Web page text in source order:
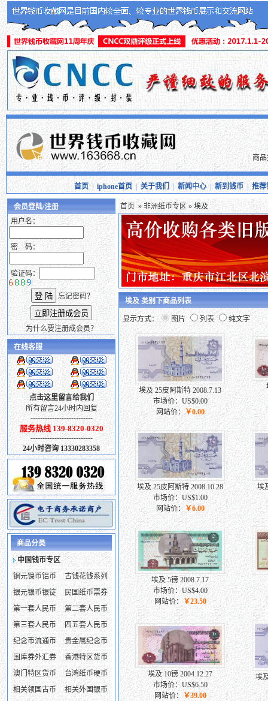
商
首页| iphone首页|关于我们 新闻中心| 新到钱币| 推荐
会员登陆/注册
用户名：
密 码：
验证码：
忘记密码？
为什么要注册成会员？
在线客服
点击这里留言给我们
所有留言24小时内回复
--------------------------
服务热线 139-8320-0320
--------------------------
24小时咨询 13330283358
商品分类
中国钱币专区
铜元镍币铝币
古钱花钱系列
银元银币银锭
民国纸币票券
第一套人民币
第二套人民币
第三套人民币
四五套人民币
纪念币流通币
贵金属纪念币
国库券外汇券
香港特区货币
澳门特区货币
台湾纸币硬币
相关领国古币
相关外国银币
首页»非洲纸币专区» 埃及
埃及 类别下商品列表
显示方式： 图片 列表 纯文字
埃及 25皮阿斯特 2008.7.13
市场价：US$0.00
网站价：￥0.00
埃及 25皮阿斯特 2008.10.28
市场价：US$1.00
网站价：￥6.00
埃
埃及 5镑 2008.7.17
市场价：US$4.00
网站价： ￥23.50
埃及 10镑 2004.12.27
市场价：US$6.50
网站价：￥39.00
埃